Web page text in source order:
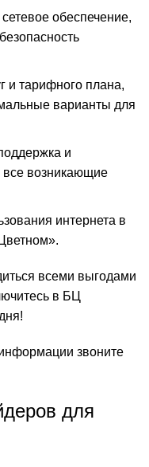
обеспечение,
и тарифного плана,
варианты для
и
все возникающие
интернета в
всеми выгодами
в БЦ
звоните
для